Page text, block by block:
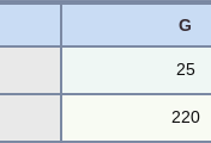
G
25
220